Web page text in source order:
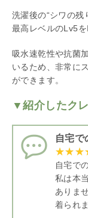
洗濯後の“シワの残
最高レベルのLv5を
吸水速乾性や抗菌
いるため、非常に
ができます。
▼紹介したク
自宅で
自宅で
私は本
ありま
着られ